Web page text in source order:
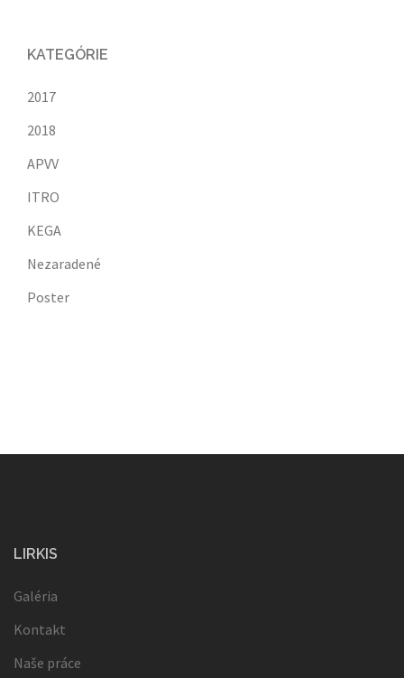
KATEGÓRIE
2017
2018
APVV
ITRO
KEGA
Nezaradené
Poster
LIRKIS
Galéria
Kontakt
Naše práce